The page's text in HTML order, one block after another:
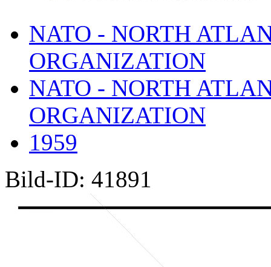
NATO - NORTH
ORGANIZATION
NATO - NORTH
ORGANIZATION
1959
Bild-ID: 41891